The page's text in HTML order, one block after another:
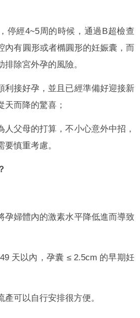
停經4~5周的時候，通過B超檢查
內有圓形或者橢圓形的妊娠囊，而
排除宮外孕的風險。
利接好孕，並且已經準備好迎接新
天而降的驚喜；
人父母的打算，不小心意外中招，
要慎重考慮。
孕婦體內的激素水平降低進而導致
天以內，孕囊 ≤ 2.5cm 的早期妊
可以自行安排很方便。